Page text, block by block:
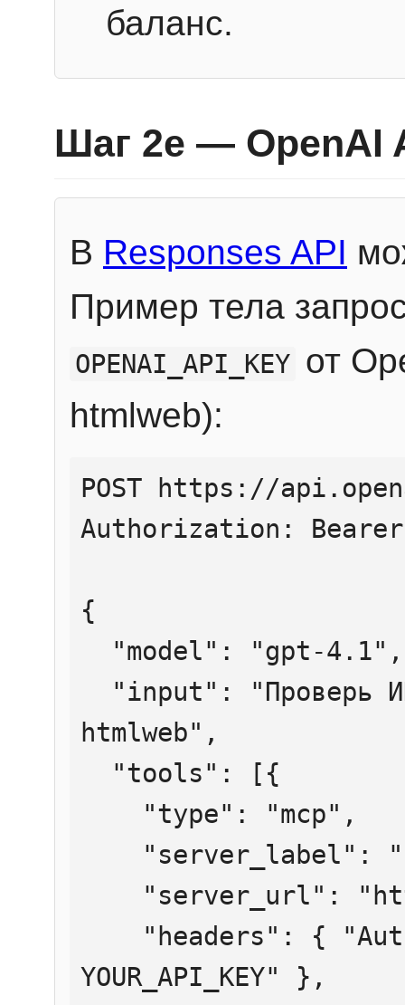
баланс.
Шаг 2e — OpenAI
В Responses API
Пример тела
OPENAI_API_KEY от
htmlweb):
POST https://
Authorization:
{
htmlweb",
YOUR_API_KEY" },